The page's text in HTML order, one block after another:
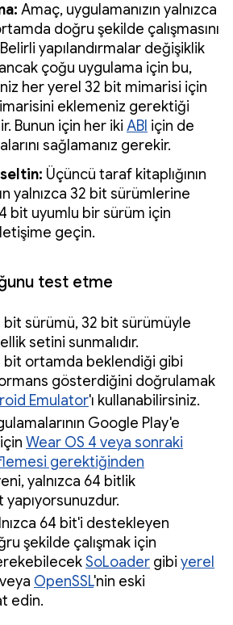
Amaç, uygulamanızın yalnızca
doğru şekilde çalışmasını
yapılandırmalar değişiklik
çoğu uygulama için bu,
her yerel 32 bit mimarisi için
eklemeniz gerektiği
Bunun için her iki ABI için de
sağlamanız gerekir.
Üçüncü taraf kitaplığının
yalnızca 32 bit sürümlerine
bit uyumlu bir sürüm için
geçin.
test etme
bit sürümü, 32 bit sürümüyle
setini sunmalıdır.
bit ortamda beklendiği gibi
gösterdiğini doğrulamak
Emulator'ı kullanabilirsiniz.
Google Play'e
Wear OS 4 veya sonraki
gerektiğinden
yalnızca 64 bitlik
64 bit'i destekleyen
şekilde çalışmak için
SoLoader gibi yerel
veya OpenSSL'nin eski
edin.